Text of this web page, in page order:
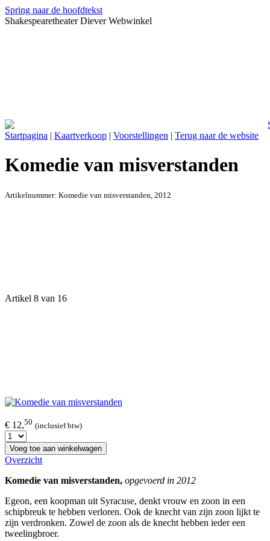
Spring naar de hoofdtekst
Shakespearetheater Diever Webwinkel
Startpagina | Kaartverkoop | Voorstellingen | Terug naar de website
Komedie van misverstanden
Artikelnummer: Komedie van misverstanden, 2012
Artikel 8 van 16
€ 12,50 (inclusief btw)
Voeg toe aan winkelwagen
Overzicht
Komedie van misverstanden, opgevoerd in 2012
Egeon, een koopman uit Syracuse, denkt vrouw en zoon in een
schipbreuk te hebben verloren. Ook de knecht van zijn zoon lijkt te
zijn verdronken. Zowel de zoon als de knecht hebben ieder een
tweelingbroer.